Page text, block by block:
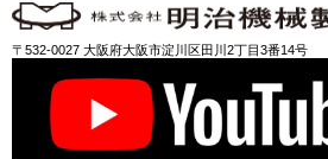
〒532-0027 大阪府大阪市淀川区田川2丁目3番14号